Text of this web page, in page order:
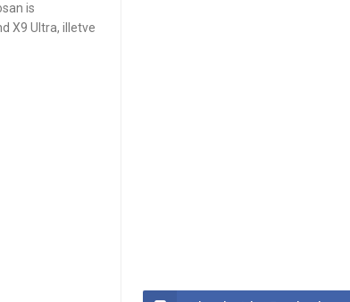
is
X9 Ultra, illetve